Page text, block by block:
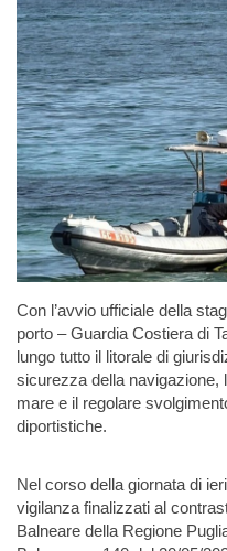
Con l’avvio ufficiale della
porto – Guardia Costiera di
lungo tutto il litorale di
sicurezza della navigazione,
mare e il regolare
diportistiche.
Nel corso della giornata di
vigilanza finalizzati al
Balneare della Regione